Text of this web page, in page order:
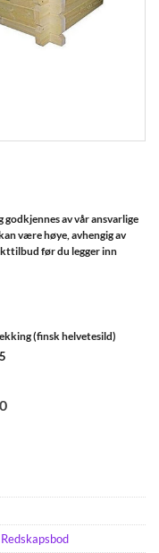
av vår ansvarlige
være høye, avhengig av
før du legger inn
(finsk helvetesild)
Redskapsbod